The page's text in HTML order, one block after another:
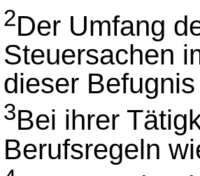
2Der Umfang
Steuersachen
dieser
3Bei ihrer
Berufsregeln